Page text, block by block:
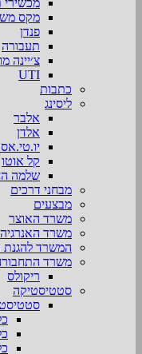
מקס
פנדן
תעבורה
צ׳יינה
UTI
כתבות
ליסינג
אלבר
אלדן
קל אוטו
שלמה
מבחני דרכים
מבצעים
משרד האוצר
משרד האנרגיה
המשרד להגנת
משרד
ריקולס
סטטיסטיקה